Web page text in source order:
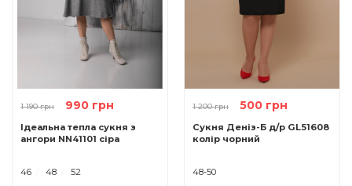
1 190 грн 990 грн
Ідеальна тепла сукня з
ангори NN41101 сіра
46 48 52
1 200 грн 500 грн
Сукня Деніз-Б д/р GL51608
колір чорний
48-50